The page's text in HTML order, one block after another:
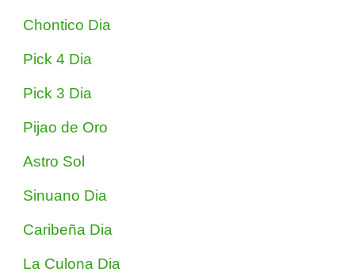
Chontico Dia
Pick 4 Dia
Pick 3 Dia
Pijao de Oro
Astro Sol
Sinuano Dia
Caribeña Dia
La Culona Dia